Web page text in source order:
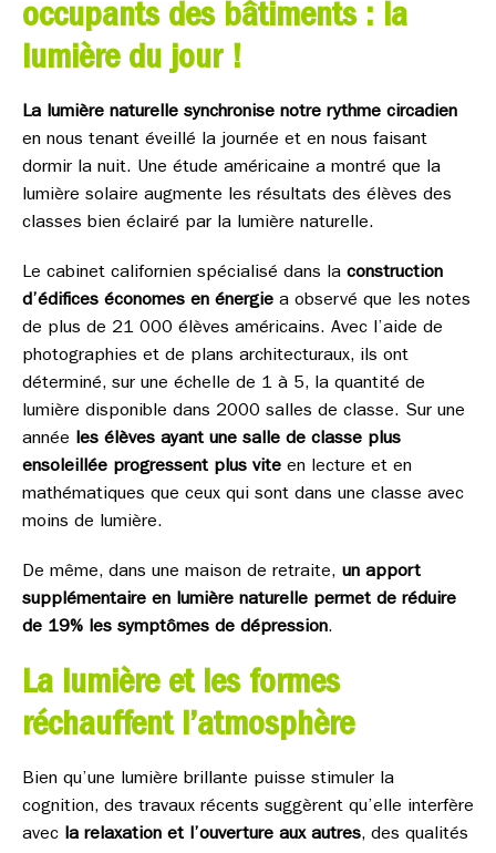
occupants des bâtiments : la
lumière du jour !
La lumière naturelle synchronise notre rythme circadien
en nous tenant éveillé la journée et en nous faisant
dormir la nuit. Une étude américaine a montré que la
lumière solaire augmente les résultats des élèves des
classes bien éclairé par la lumière naturelle.
Le cabinet californien spécialisé dans la construction
d’édifices économes en énergie a observé que les notes
de plus de 21 000 élèves américains. Avec l’aide de
photographies et de plans architecturaux, ils ont
déterminé, sur une échelle de 1 à 5, la quantité de
lumière disponible dans 2000 salles de classe. Sur une
année les élèves ayant une salle de classe plus
ensoleillée progressent plus vite en lecture et en
mathématiques que ceux qui sont dans une classe avec
moins de lumière.
De même, dans une maison de retraite, un apport
supplémentaire en lumière naturelle permet de réduire
de 19% les symptômes de dépression.
La lumière et les formes
réchauffent l’atmosphère
Bien qu’une lumière brillante puisse stimuler la
cognition, des travaux récents suggèrent qu’elle interfère
avec la relaxation et l’ouverture aux autres, des qualités